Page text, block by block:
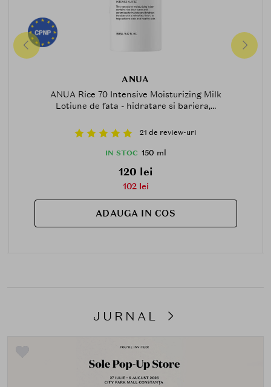
ANUA
ANUA Rice 70 Intensive Moisturizing Milk
Lotiune de fata - hidratare si bariera,...
21 de review-uri
IN STOC 150 ml
120 lei
102 lei
ADAUGA IN COS
JURNAL